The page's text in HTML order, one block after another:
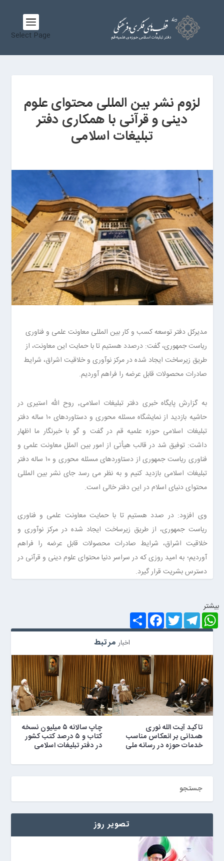
Select Page
لزوم نشر بین المللی محتوای علوم
دینی و قرآنی با همکاری دفتر
تبلیغات اسلامی
مدیرکل دفتر توسعه کسب و کار بین المللی معاونت علمی و فناوری
ریاست جمهوری، گفت: درصدد هستیم تا با حمایت این معاونت، از
طریق زیرساخت ایجاد شده در مرکز نوآوری و خلاقیت اشراق، شرایط
صادرات محصولات قابل عرضه را فراهم آوردیم.
به گزارش پایگاه خبری دفتر تبلیغات اسلامی٬ روح الله استیری در
حاشیه بازدید از نمایشگاه مسئله محوری و دستاوردهای ۱۰ ساله دفتر
تبلیغات اسلامی حوزه علمیه قم در گفت و گو با خبرنگار ما اظهار
داشت: توفیق شد در قالب هیأتی از امور بین الملل معاونت علمی و
فناوری ریاست جمهوری از دستاوردهای مسئله محوری و ۱۰ ساله دفتر
تبلیغات اسلامی بازدید کنیم و به نظر می رسد جای نشر بین المللی
محتوای دنیای اسلام در این دفتر خالی است.
وی افزود: در صدد هستیم تا با حمایت معاونت علمی و فناوری
ریاست جمهوری، از طریق زیرساخت ایجاد شده در مرکز نوآوری و
خلاقیت اشراق، شرایط صادرات محصولات قابل عرضه را فراهم
آوردیم؛ به امید روزی که در سراسر دنیا محتوای علوم دینی و قرآنی در
دسترس بشریت قرار گیرد.
بيشتر
S
h
a
F
a
c
o
o
k
T
w
i
e
r
T
e
l
r
a
m
W
h
a
A
اخبار مرتبط
چاپ سالانه ۵ میلیون نسخه
کتاب و ۵ درصد کتب کشور
در دفتر تبلیغات اسلامی
تاکید آیت الله نوری
همدانی بر انعکاس مناسب
خدمات حوزه در رسانه ملی
تصویر روز